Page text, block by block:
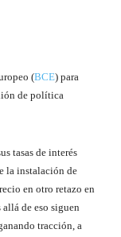
(BCE) para
de política
tasas de interés
la instalación de
en otro retazo en
de eso siguen
tracción, a